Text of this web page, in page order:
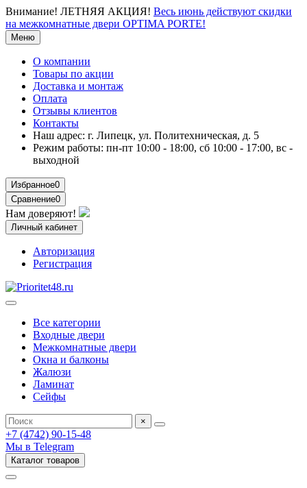
Внимание! ЛЕТНЯЯ АКЦИЯ! Весь июнь действуют скидки
на межкомнатные двери OPTIMA PORTE!
Меню
О компании
Товары по акции
Доставка и монтаж
Оплата
Отзывы клиентов
Контакты
Наш адрес: г. Липецк, ул. Политехническая, д. 5
Режим работы: пн-пт 10:00 - 18:00, сб 10:00 - 17:00, вс -
выходной
Избранное0
Сравнение0
Нам доверяют!
Личный кабинет
Авторизация
Регистрация
Все категории
Входные двери
Межкомнатные двери
Окна и балконы
Жалюзи
Ламинат
Сейфы
×
+7 (4742) 90-15-48
Мы в Telegram
Каталог товаров